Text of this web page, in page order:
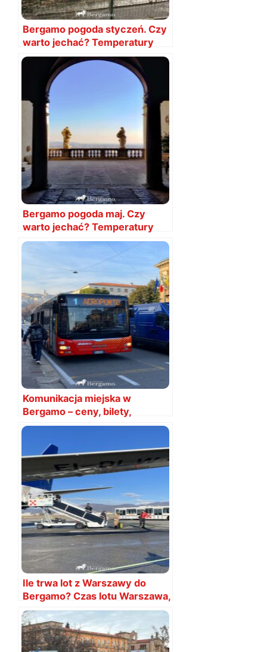
Bergamo pogoda styczeń. Czy
warto jechać? Temperatury
Bergamo pogoda maj. Czy
warto jechać? Temperatury
Komunikacja miejska w
Bergamo – ceny, bilety,
rozkłady 2026
Ile trwa lot z Warszawy do
Bergamo? Czas lotu Warszawa,
Modlin, Bergamo